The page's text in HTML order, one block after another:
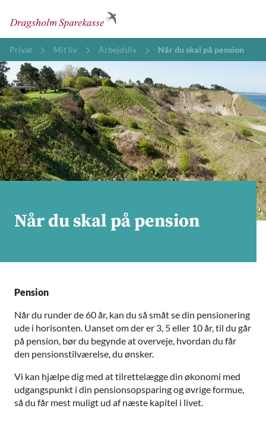
Privat Mit liv Arbejdsliv Når du skal på pension
Når du skal på pension
Pension
Når du runder de 60 år, kan du så småt se din pensionering
ude i horisonten. Uanset om der er 3, 5 eller 10 år, til du går
på pension, bør du begynde at overveje, hvordan du får
den pensionstilværelse, du ønsker.
Vi kan hjælpe dig med at tilrettelægge din økonomi med
udgangspunkt i din pensionsopsparing og øvrige formue,
så du får mest muligt ud af næste kapitel i livet.